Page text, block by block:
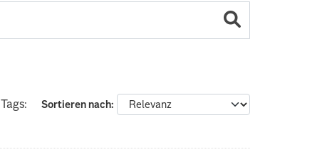
Sortieren nach
Tags: